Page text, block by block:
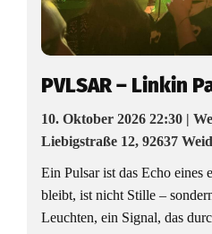
PVLSAR – Linkin
10. Oktober 2026 22:30 |
Liebigstraße 12, 92637
Ein Pulsar ist das Echo eines
bleibt, ist nicht Stille –
Leuchten, ein Signal, das